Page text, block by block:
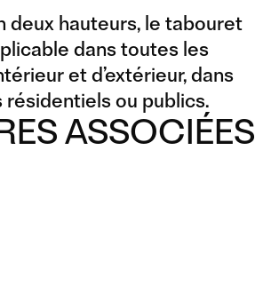
deux hauteurs, le tabouret
dans toutes les
et d’extérieur, dans
résidentiels ou publics.
ASSOCIÉES